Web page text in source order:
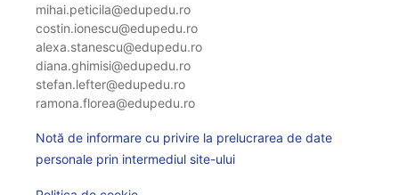
mihai.peticila@edupedu.ro
costin.ionescu@edupedu.ro
alexa.stanescu@edupedu.ro
diana.ghimisi@edupedu.ro
stefan.lefter@edupedu.ro
ramona.florea@edupedu.ro
Notă de informare cu privire la prelucrarea de date
personale prin intermediul site-ului